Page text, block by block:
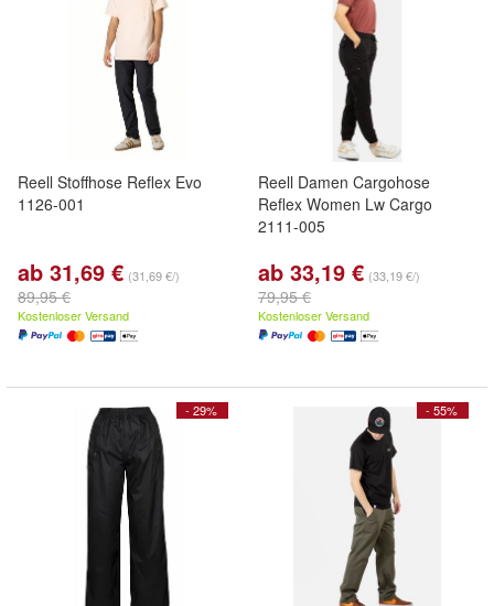
Reell Stoffhose Reflex Evo
1126-001
ab 31,69 € (31,69 €/)
89,95 €
Kostenloser Versand
Reell Damen Cargohose
Reflex Women Lw Cargo
2111-005
ab 33,19 € (33,19 €/)
79,95 €
Kostenloser Versand
- 29% - 55%